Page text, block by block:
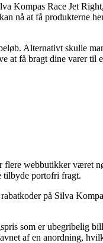
Kompas Race Jet
nå at få produkterne
Alternativt skulle
at få bragt dine varer til
webbutikker været
tilbyde portofri fragt.
på Silva
som er ubegribelig
af en anordning,